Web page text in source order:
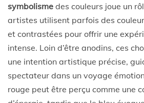
symbolisme des couleurs joue un
artistes utilisent parfois des
et contrastées pour offrir une
intense. Loin d’être anodins, ces
une intention artistique précise,
spectateur dans un voyage
rouge peut être perçu comme une